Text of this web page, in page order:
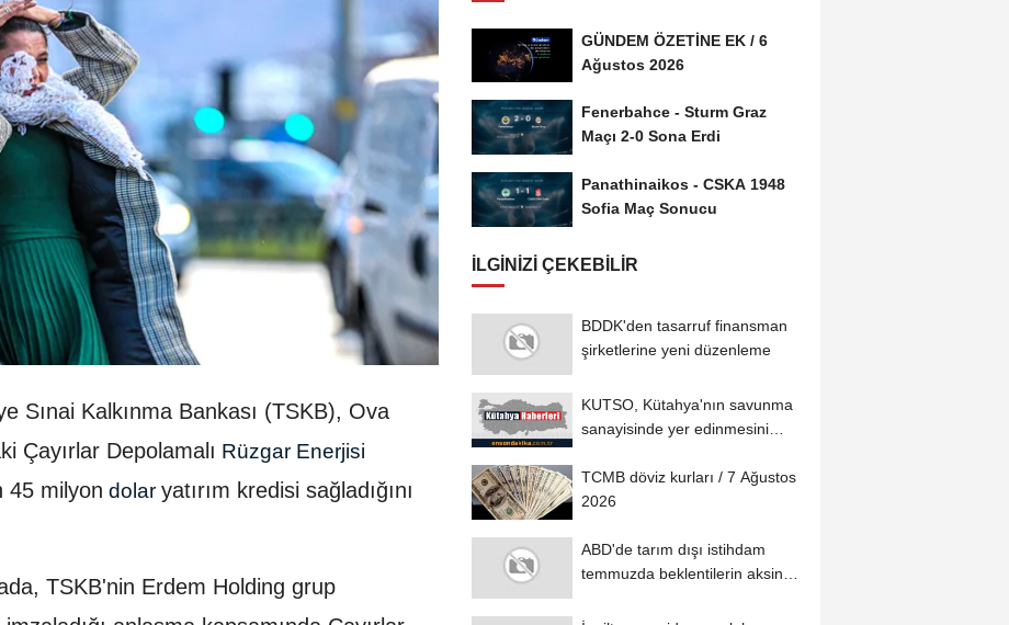
Sınai Kalkınma Bankası (TSKB), Ova
Çayırlar Depolamalı Rüzgar Enerjisi
45 milyon dolar yatırım kredisi sağladığını
TSKB'nin Erdem Holding grup
GÜNDEM ÖZETİNE EK / 6
Ağustos 2026
Fenerbahce - Sturm Graz
Maçı 2-0 Sona Erdi
Panathinaikos - CSKA 1948
Sofia Maç Sonucu
İLGINIZI ÇEKEBILIR
BDDK'den tasarruf finansman
şirketlerine yeni düzenleme
KUTSO, Kütahya'nın savunma
sanayisinde yer edinmesini
TCMB döviz kurları / 7 Ağustos
2026
ABD'de tarım dışı istihdam
temmuzda beklentilerin aksine